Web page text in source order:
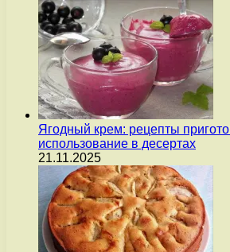
Ягодный крем: рецепты
использование в десертах
21.11.2025